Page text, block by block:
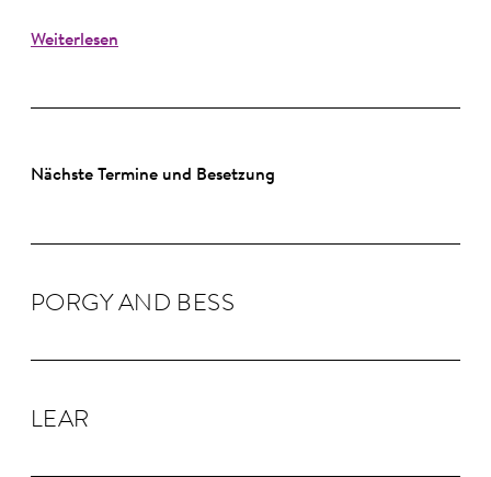
Weiterlesen
Nächste Termine und Besetzung
PORGY AND BESS
LEAR